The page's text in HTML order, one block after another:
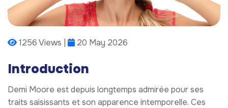
1256 Views | 20 May 2026
Introduction
Demi Moore est depuis longtemps admirée pour ses
traits saisissants et son apparence intemporelle. Ces